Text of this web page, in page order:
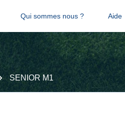
Qui sommes nous ? Aide
SENIOR M1